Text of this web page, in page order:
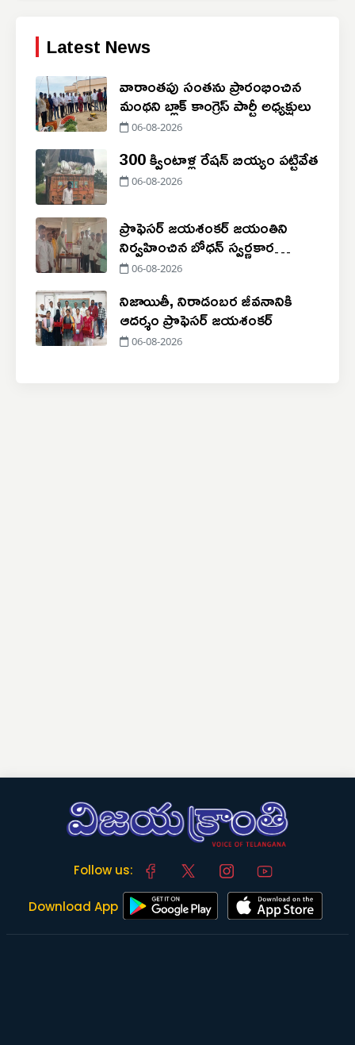
Latest News
వారాంతపు సంతను ప్రారంభించిన
మంథని బ్లాక్ కాంగ్రెస్ పార్టీ అధ్యక్షులు
06-08-2026
300 క్వింటాళ్ల రేషన్ బియ్యం పట్టివేత
06-08-2026
ప్రొఫెసర్ జయశంకర్ జయంతిని
నిర్వహించిన బోధన్ స్వర్ణకార
సంఘం
06-08-2026
నిజాయితీ, నిరాడంబర జీవనానికి
ఆదర్శం ప్రొఫెసర్ జయశంకర్
06-08-2026
Follow us:
Download App